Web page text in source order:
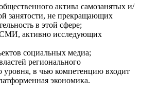
актива самозанятых и/
занятости, не прекращающих
в этой сфере;
СМИ, активно исследующих
социальных медиа;
регионального
уровня, в чью компетенцию входит
экономика.